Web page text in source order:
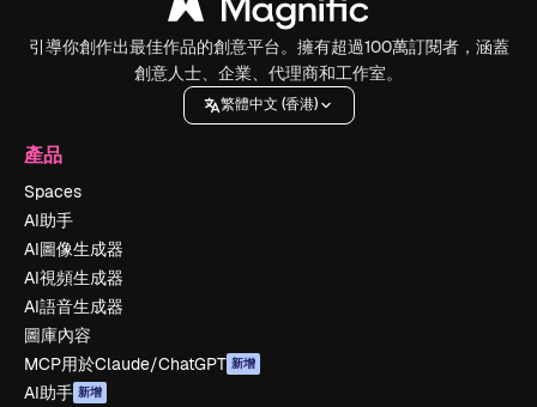
引導你創作出最佳作品的創意平台。擁有超過100萬訂閱者，涵蓋
創意人士、企業、代理商和工作室。
繁體中文 (香港)
產品
Spaces
AI助手
AI圖像生成器
AI視頻生成器
AI語音生成器
圖庫內容
MCP用於Claude/ChatGPT 新增
AI助手 新增